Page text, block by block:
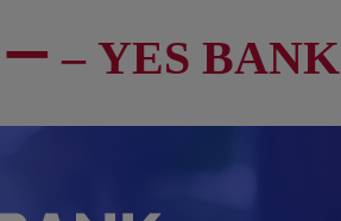
– YES BANK